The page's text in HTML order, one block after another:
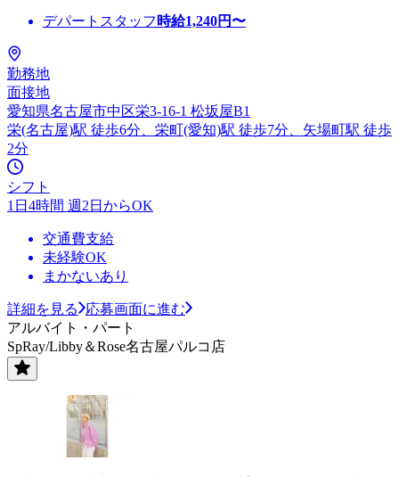
デパートスタッフ 時給1,240円〜
勤務地
面接地
愛知県名古屋市中区栄3-16-1 松坂屋B1
栄(名古屋)駅 徒歩6分、栄町(愛知)駅 徒歩7分、矢場町駅 徒歩
2分
シフト
1日4時間 週2日からOK
交通費支給
未経験OK
まかないあり
詳細を見る
応募画面に進む
アルバイト・パート
SpRay/Libby＆Rose名古屋パルコ店